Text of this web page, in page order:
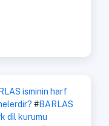
isminin harf
#BARLAS
dil kurumu